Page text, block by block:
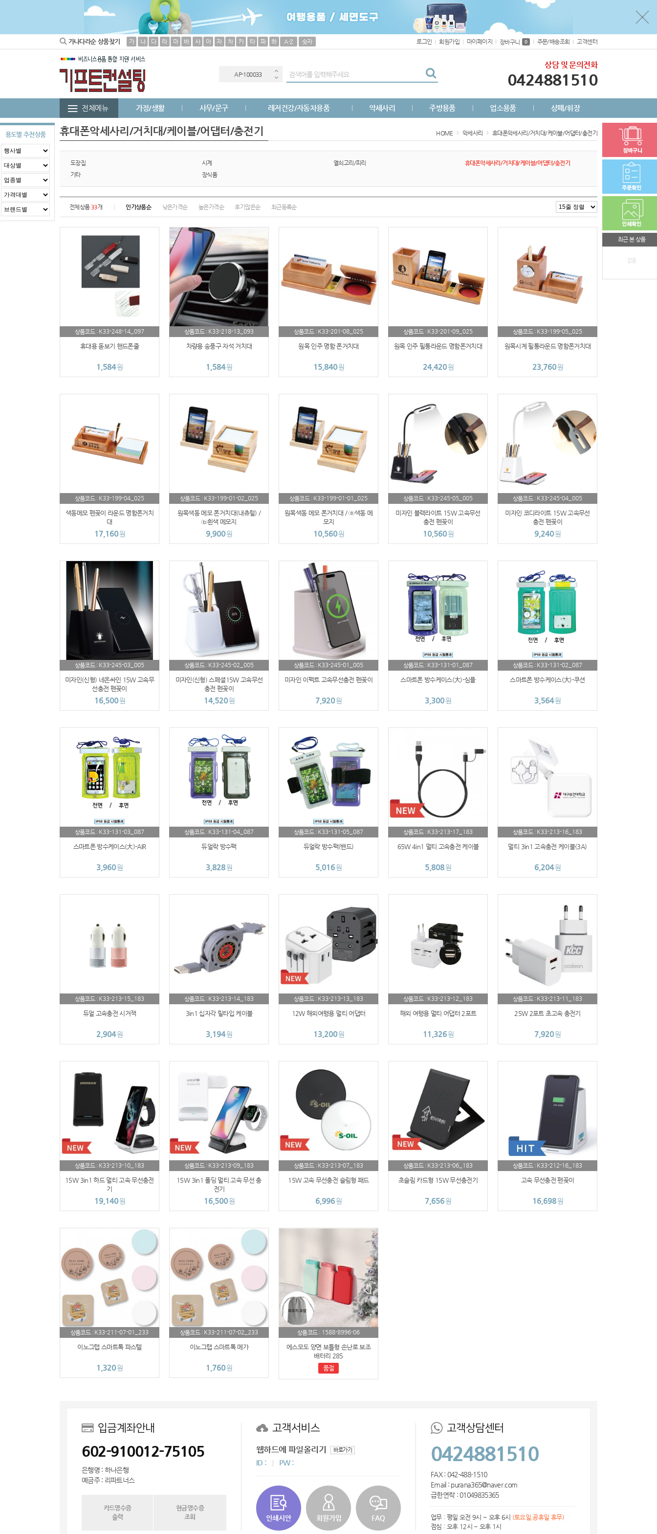
가나다라순 상품찾기 가 나 다 라 마 바 사 아 자 차 카 타 파 하 A-Z 숫자 로그인 회원가입 마이페이지 장바구니 0 주문/배송조회 고객센터
보조배터리
AP-100040
AP-100031
AP-100013
AP-100100
AP-100028
AP-100110
AP-100048
AP-100015
AP-100038
AP-100109
AP-100032
usb
AP-100062
AP-100073
AP-100053
AP-100068
AP-100020
보조배터리
(
AP-100033
AP-100051
AP-100031
AP-100013
AP-100049
AP-100029
AP-100100
AP-100048
AP-100015
AP-100079
AP-100103
AP-100032
usb
AP-100003
AP-100062
AP-100073
AP-100053
AP-100068
보조배터리
상담 및 문의전화
0424881510
전체메뉴 가정/생활 사무/문구 레저건강/자동차용품 악세사리 주방용품 업소용품 상패/휘장
용도별 추천상품
최근 본 상품
없음
휴대폰악세사리/거치대/케이블/어댑터/충전기 HOME 악세사리 휴대폰악세사리/거치대/케이블/어댑터/충전기
도장집 시계 열쇠고리/피리
휴대폰악세사리/거치대/케이블/어댑터/충전기
기타
장식품
전체상품 33개 인기상품순 낮은가격순 높은가격순 후기많은순 최근등록순
상품코드 : K33-248-14_097
휴대용 돋보기 핸드폰줄
1,584원
상품코드 : K33-218-13_093
차량용 송풍구 자석 거치대
1,584원
상품코드 : K33-201-08_025
원목 인주 명함 폰거치대
15,840원
상품코드 : K33-201-09_025
원목 인주 필통라운드 명함폰거치대
24,420원
상품코드 : K33-199-05_025
원목시계 필통라운드 명함폰거치대
23,760원
상품코드 : K33-199-04_025
색동메모 펜꽂이 라운드 명함폰거치
대
17,160원
상품코드 : K33-199-01-02_025
원목색동 메모 폰거치대(내츄럴) /
ⓑ흰색 메모지
9,900원
상품코드 : K33-199-01-01_025
원목색동 메모 폰거치대 / ⓐ색동 메
모지
10,560원
상품코드 : K33-245-05_005
미자인 블랙라이트 15W 고속무선
충전 펜꽂이
10,560원
상품코드 : K33-245-04_005
미자인 코디라이트 15W 고속무선
충전 펜꽂이
9,240원
상품코드 : K33-245-03_005
미자인(신형) 네온싸인 15W 고속무
선충전 펜꽂이
16,500원
상품코드 : K33-245-02_005
미자인(신형) 스페셜15W 고속무선
충전 펜꽂이
14,520원
상품코드 : K33-245-01_005
미자인 이펙트 고속무선충전 펜꽂이
7,920원
상품코드 : K33-131-01_087
스마트폰 방수케이스(大)-심플
3,300원
상품코드 : K33-131-02_087
스마트폰 방수케이스(大)-쿠션
3,564원
상품코드 : K33-131-03_087
스마트폰 방수케이스(大)-AIR
3,960원
상품코드 : K33-131-04_087
듀얼락 방수팩
3,828원
상품코드 : K33-131-05_087
듀얼락 방수팩(밴드)
5,016원
상품코드 : K33-213-17_183
65W 4in1 멀티 고속충전 케이블
5,808원
상품코드 : K33-213-16_183
멀티 3in1 고속충전 케이블(3A)
6,204원
상품코드 : K33-213-15_183
듀얼 고속충전 시거잭
2,904원
상품코드 : K33-213-14_183
3in1 십자각 릴타입 케이블
3,194원
상품코드 : K33-213-13_183
12W 해외여행용 멀티 어댑터
13,200원
상품코드 : K33-213-12_183
해외 여행용 멀티 어댑터 2포트
11,326원
상품코드 : K33-213-11_183
25W 2포트 초고속 충전기
7,920원
상품코드 : K33-213-10_183
15W 3in1 하드 멀티 고속 무선충전
기
19,140원
상품코드 : K33-213-09_183
15W 3in1 폴딩 멀티 고속 무선 충
전기
16,500원
상품코드 : K33-213-07_183
15W 고속 무선충전 슬림형 패드
6,996원
상품코드 : K33-213-06_183
초슬림 카드형 15W 무선충전기
7,656원
상품코드 : K33-212-16_183
고속 무선충전 펜꽂이
16,698원
상품코드 : K33-211-07-01_233
이노그랩 스마트톡 파스텔
1,320원
상품코드 : K33-211-07-02_233
이노그랩 스마트톡 메가
1,760원
상품코드 : 1588-8996-06
에스모도 양면 보틀형 손난로 보조
배터리 285
품절
입금계좌안내
602-910012-75105
은행명 : 하나은행
예금주 : 리파트너스
카드영수증
출력
현금영수증
조회
고객서비스
웹하드에 파일올리기 바로가기
ID : PW :
고객상담센터
0424881510
FAX : 042-488-1510
Email : purana365@naver.com
급한연락 : 01049835365
업무 : 평일 오전 9시 ~ 오후 6시 (토요일,공휴일 휴무)
점심 : 오후 12시 ~ 오후 1시